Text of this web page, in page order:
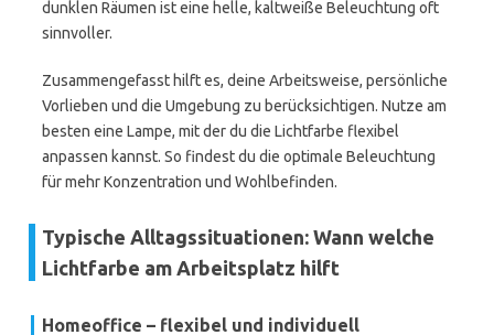
dunklen Räumen ist eine helle, kaltweiße Beleuchtung oft
sinnvoller.
Zusammengefasst hilft es, deine Arbeitsweise, persönliche
Vorlieben und die Umgebung zu berücksichtigen. Nutze am
besten eine Lampe, mit der du die Lichtfarbe flexibel
anpassen kannst. So findest du die optimale Beleuchtung
für mehr Konzentration und Wohlbefinden.
Typische Alltagssituationen: Wann welche
Lichtfarbe am Arbeitsplatz hilft
Homeoffice – flexibel und individuell